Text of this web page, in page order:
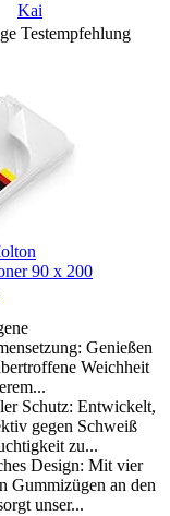
Kai
Testempfehlung
90 x 200
Genießen
Weichheit
Schutz: Entwickelt,
gegen Schweiß
zu...
Design: Mit vier
Gummizügen an den
unser...